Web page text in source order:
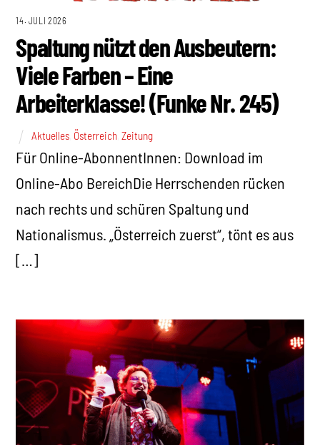
14. JULI 2026
Spaltung nützt den Ausbeutern:
Viele Farben – Eine
Arbeiterklasse! (Funke Nr. 245)
Aktuelles Österreich ,Zeitung
Für Online-AbonnentInnen: Download im
Online-Abo BereichDie Herrschenden rücken
nach rechts und schüren Spaltung und
Nationalismus. „Österreich zuerst“, tönt es aus
[…]